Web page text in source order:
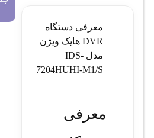
معرفی دستگاه
DVR هایک ویژن
مدل IDS-
7204HUHI-M1/S
معرفی